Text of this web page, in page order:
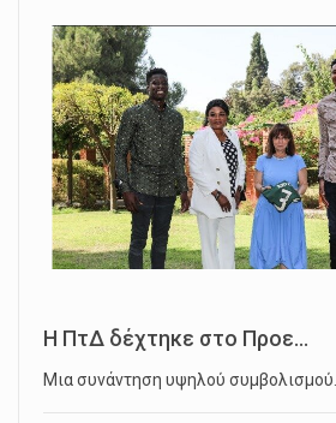
Η ΠτΔ δέχτηκε στο Προε...
Μια συνάντηση υψηλού συμβολισμού…